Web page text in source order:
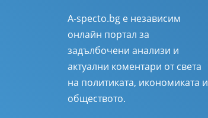
A-specto.bg е независим
онлайн портал за
задълбочени анализи и
актуални коментари от света
на политиката, икономиката и
обществото.